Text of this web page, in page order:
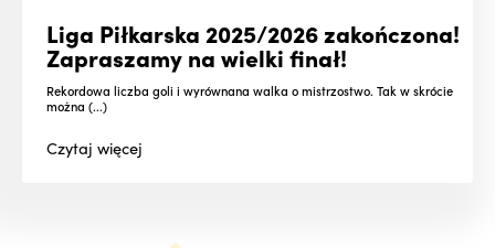
Liga Piłkarska 2025/2026 zakończona!
Zapraszamy na wielki finał!
Rekordowa liczba goli i wyrównana walka o mistrzostwo. Tak w skrócie
można (...)
Czytajwięcej